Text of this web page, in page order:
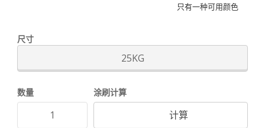
只有一种可用颜色
尺寸
25KG
数量 涂刷计算
计算